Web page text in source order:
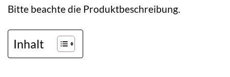
Bitte beachte die Produktbeschreibung.
Inhalt